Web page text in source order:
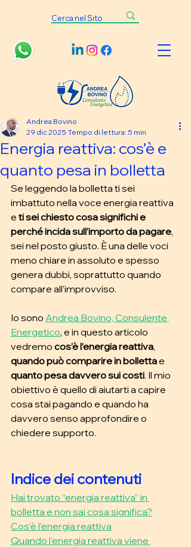
Energia reattiva: cos’è e
quanto pesa in bolletta
Andrea Bovino
29 dic 2025 Tempo di lettura: 5 min
Se leggendo la bolletta ti sei
imbattuto nella voce energia reattiva
e ti sei chiesto cosa significhi e
perché incida sull’importo da pagare,
sei nel posto giusto. È una delle voci
meno chiare in assoluto e spesso
genera dubbi, soprattutto quando
compare all’improvviso.
Io sono Andrea Bovino, Consulente
Energetico, e in questo articolo
vedremo cos’è l’energia reattiva,
quando può comparire in bolletta e
quanto pesa davvero sui costi. Il mio
obiettivo è quello di aiutarti a capire
cosa stai pagando e quando ha
davvero senso approfondire o
chiedere supporto.
Indice dei contenuti
Hai trovato “energia reattiva” in
bolletta e non sai cosa significa?
Cos’è l’energia reattiva
Quando l’energia reattiva viene